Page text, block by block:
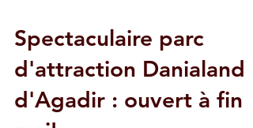
14 avr. 2024 3 min de lecture
Spectaculaire parc